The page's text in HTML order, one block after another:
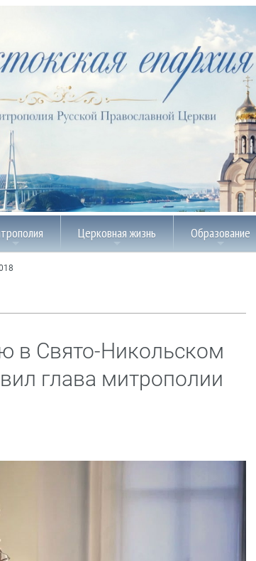
Церковная жизнь Образование
в Свято-Никольском
глава митрополии